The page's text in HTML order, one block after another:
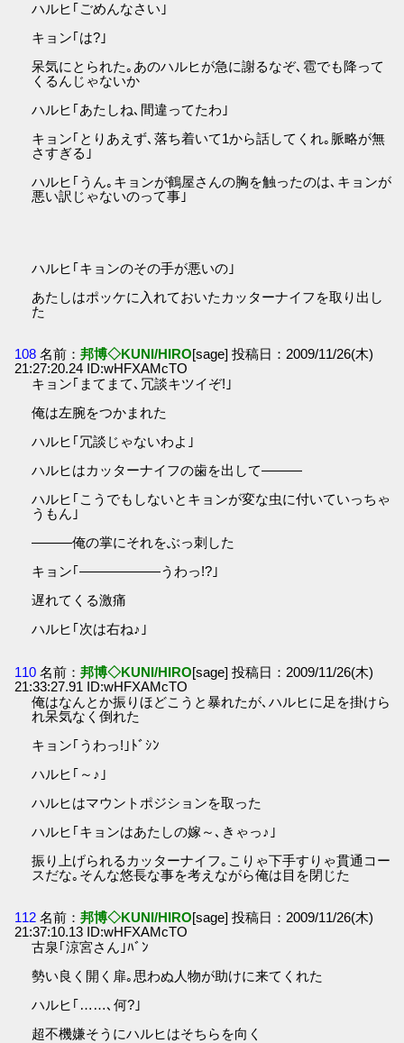
ハルヒ｢ごめんなさい｣
キョン｢は?｣
呆気にとられた｡あのハルヒが急に謝るなぞ､雹でも降って
くるんじゃないか
ハルヒ｢あたしね､間違ってたわ｣
キョン｢とりあえず､落ち着いて1から話してくれ｡脈略が無
さすぎる｣
ハルヒ｢うん｡キョンが鶴屋さんの胸を触ったのは､キョンが
悪い訳じゃないのって事｣
ハルヒ｢キョンのその手が悪いの｣
あたしはポッケに入れておいたカッターナイフを取り出し
た
108 名前：邦博◇KUNI/HIRO[sage] 投稿日：2009/11/26(木)
21:27:20.24 ID:wHFXAMcTO
キョン｢まてまて､冗談キツイぞ!｣
俺は左腕をつかまれた
ハルヒ｢冗談じゃないわよ｣
ハルヒはカッターナイフの歯を出して―――
ハルヒ｢こうでもしないとキョンが変な虫に付いていっちゃ
うもん｣
―――俺の掌にそれをぶっ刺した
キョン｢――――――うわっ!?｣
遅れてくる激痛
ハルヒ｢次は右ね♪｣
110 名前：邦博◇KUNI/HIRO[sage] 投稿日：2009/11/26(木)
21:33:27.91 ID:wHFXAMcTO
俺はなんとか振りほどこうと暴れたが､ハルヒに足を掛けら
れ呆気なく倒れた
キョン｢うわっ!｣ﾄﾞｼﾝ
ハルヒ｢～♪｣
ハルヒはマウントポジションを取った
ハルヒ｢キョンはあたしの嫁～､きゃっ♪｣
振り上げられるカッターナイフ｡こりゃ下手すりゃ貫通コー
スだな｡そんな悠長な事を考えながら俺は目を閉じた
112 名前：邦博◇KUNI/HIRO[sage] 投稿日：2009/11/26(木)
21:37:10.13 ID:wHFXAMcTO
古泉｢涼宮さん｣ﾊﾞﾝ
勢い良く開く扉｡思わぬ人物が助けに来てくれた
ハルヒ｢……､何?｣
超不機嫌そうにハルヒはそちらを向く